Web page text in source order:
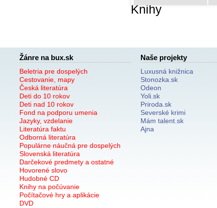
Knihy
Žánre na bux.sk
Beletria pre dospelých
Cestovanie, mapy
Česká literatúra
Deti do 10 rokov
Deti nad 10 rokov
Fond na podporu umenia
Jazyky, vzdelanie
Literatúra faktu
Odborná literatúra
Populárne náučná pre dospelých
Slovenská literatúra
Darčekové predmety a ostatné
Hovorené slovo
Hudobné CD
Knihy na počúvanie
Počítačové hry a aplikácie
DVD
Naše projekty
Luxusná knižnica
Stonozka.sk
Odeon
Yoli.sk
Priroda.sk
Severské krimi
Mám talent.sk
Ajna